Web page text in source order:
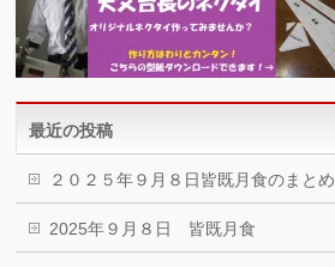
最近の投稿
２０２５年９月８日皆既月食のまとめ
2025年９月８日 皆既月食